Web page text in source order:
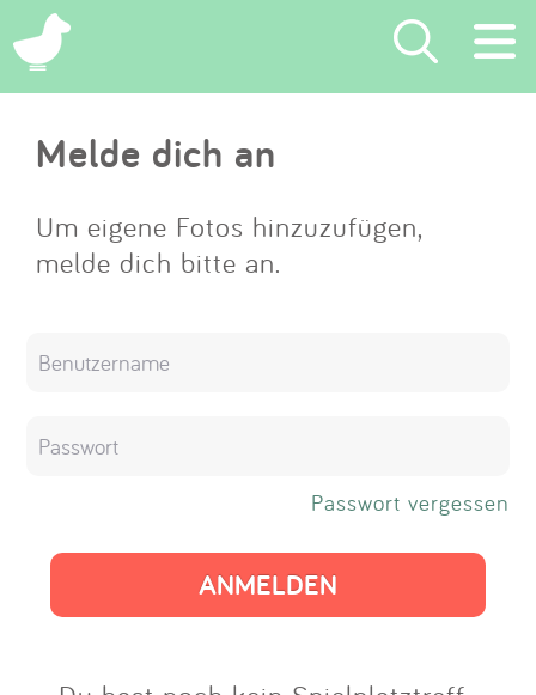
×
Suchen
Eintragen
App
Melde dich an
Um eigene Fotos hinzuzufügen,
melde dich bitte an.
Passwort vergessen